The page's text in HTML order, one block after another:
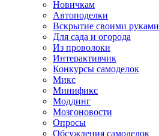
Новичкам
Автоподелки
Вскрытие своими руками
Для сада и огорода
Из проволоки
Интерактивчик
Конкурсы самоделок
Микс
Минификс
Моддинг
Мозгоновости
Опросы
Обсуждения самоделок